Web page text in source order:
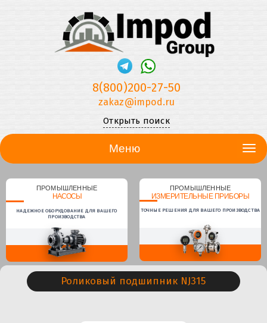
8(800)200-27-50
zakaz@impod.ru
Открыть поиск
Меню
ПРОМЫШЛЕННЫЕ
НАСОСЫ
НАДЕЖНОЕ ОБОРУДОВАНИЕ ДЛЯ ВАШЕГО
ПРОИЗВОДСТВА
ПРОМЫШЛЕННЫЕ
ИЗМЕРИТЕЛЬНЫЕ ПРИБОРЫ
ТОЧНЫЕ РЕШЕНИЯ ДЛЯ ВАШЕГО ПРОИЗВОДСТВА
Роликовый подшипник NJ315